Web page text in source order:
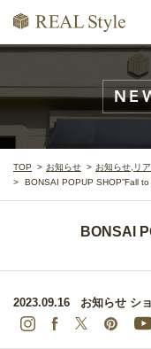
TOP お知らせ お知らせ リ
BONSAI POPUP SHOP”Fall to
BONSAI
2023.09.16 お知らせ シ